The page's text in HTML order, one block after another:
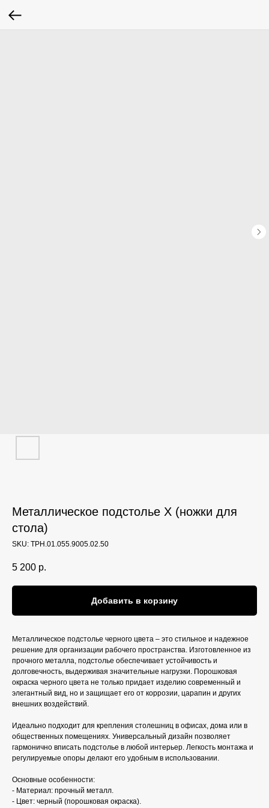
Металлическое подстолье X (ножки для
стола)
SKU: ТРН.01.055.9005.02.50
5 200 р.
Добавить в корзину
Металлическое подстолье черного цвета – это стильное и надежное
решение для организации рабочего пространства. Изготовленное из
прочного металла, подстолье обеспечивает устойчивость и
долговечность, выдерживая значительные нагрузки. Порошковая
окраска черного цвета не только придает изделию современный и
элегантный вид, но и защищает его от коррозии, царапин и других
внешних воздействий.
Идеально подходит для крепления столешниц в офисах, дома или в
общественных помещениях. Универсальный дизайн позволяет
гармонично вписать подстолье в любой интерьер. Легкость монтажа и
регулируемые опоры делают его удобным в использовании.
Основные особенности:
- Материал: прочный металл.
- Цвет: черный (порошковая окраска).